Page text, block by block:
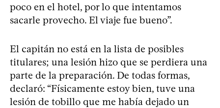
poco en el hotel, por lo que intentamos
sacarle provecho. El viaje fue bueno”.
El capitán no está en la lista de posibles
titulares; una lesión hizo que se perdiera una
parte de la preparación. De todas formas,
declaró: “Físicamente estoy bien, tuve una
lesión de tobillo que me había dejado un